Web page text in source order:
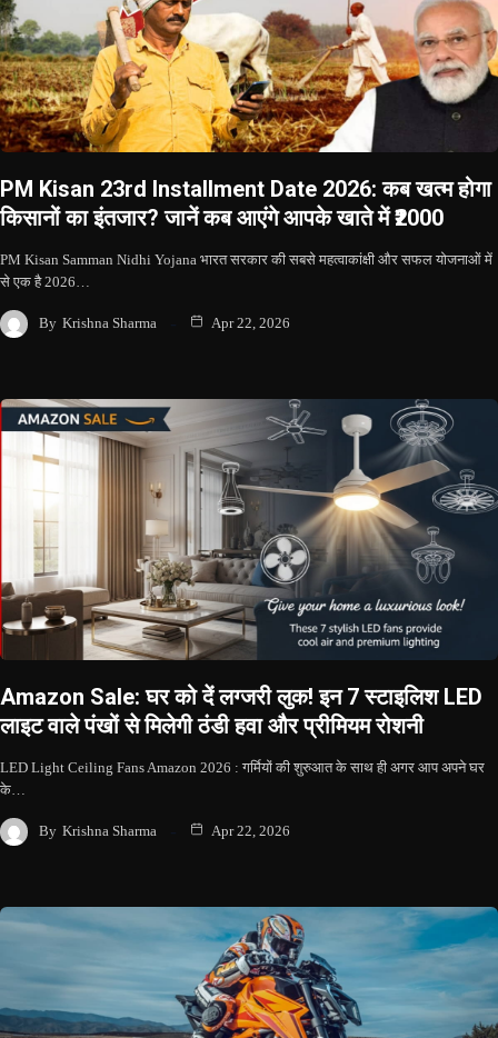
PM Kisan 23rd Installment Date 2026: कब खत्म होगा
किसानों का इंतजार? जानें कब आएंगे आपके खाते में ₹2000
PM Kisan Samman Nidhi Yojana भारत सरकार की सबसे महत्वाकांक्षी और सफल योजनाओं में
से एक है 2026…
By Krishna Sharma Apr 22, 2026
Amazon Sale: घर को दें लग्जरी लुक! इन 7 स्टाइलिश LED
लाइट वाले पंखों से मिलेगी ठंडी हवा और प्रीमियम रोशनी
LED Light Ceiling Fans Amazon 2026 : गर्मियों की शुरुआत के साथ ही अगर आप अपने घर
के…
By Krishna Sharma Apr 22, 2026